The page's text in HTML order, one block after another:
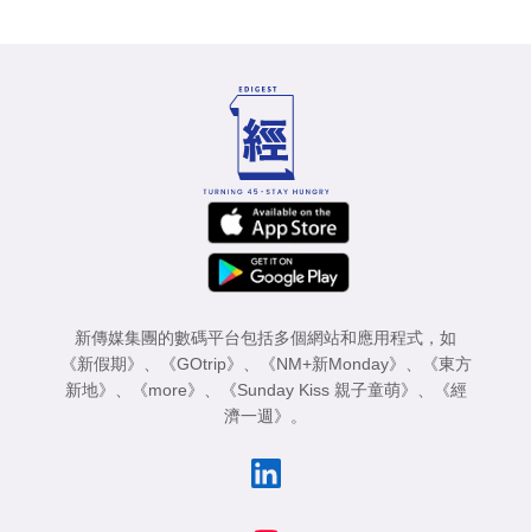
新傳媒集團的數碼平台包括多個網站和應用程式，如
《新假期》
《GOtrip》 《NM+新Monday》
《東方
新地》
《more》 《Sunday Kiss 親子童萌》
《經
濟一週》
。